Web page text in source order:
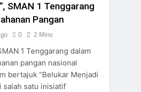
SMAN 1 Tenggarang
Pangan
0 2 Mins
1 Tenggarang dalam
pangan nasional
bertajuk “Belukar Menjadi
salah satu inisiatif